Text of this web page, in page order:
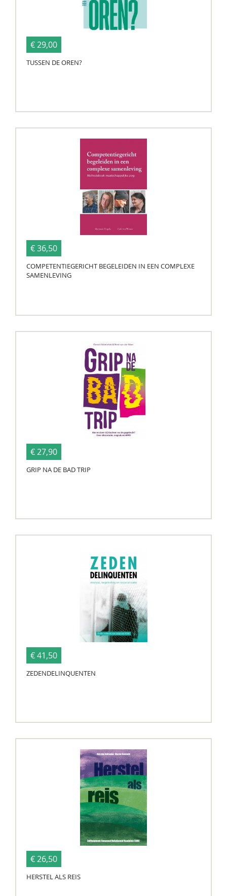
€ 29,00
TUSSEN DE OREN?
€ 36,50
COMPETENTIEGERICHT BEGELEIDEN IN EEN COMPLEXE
SAMENLEVING
€ 27,90
GRIP NA DE BAD TRIP
€ 41,50
ZEDENDELINQUENTEN
€ 26,50
HERSTEL ALS REIS